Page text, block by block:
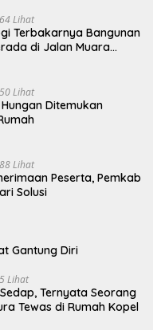
Lihat
Terbakarnya Bangunan
di Jalan Muara
Lihat
Ditemukan
Lihat
Peserta, Pemkab
Solusi
Gantung Diri
Lihat
Ternyata Seorang
Tewas di Rumah Kopel